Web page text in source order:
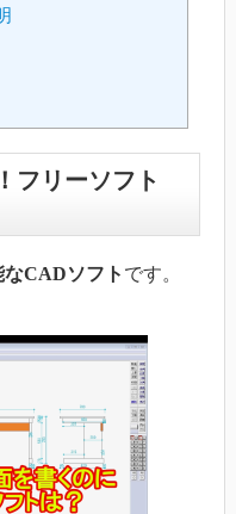
フリーソフト
CADソフト です。